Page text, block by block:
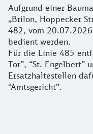
Aufgrund einer
„Brilon, Hoppecker
482, vom
bedient werden.
Für die Linie 485
Tor”, “St. Engelbert”
Ersatzhaltestellen
“Amtsgericht”.